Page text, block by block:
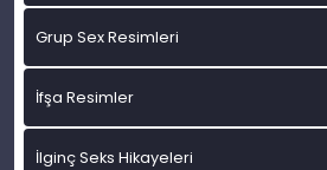
Grup Sex Resimleri
İfşa Resimler
İlginç Seks Hikayeleri